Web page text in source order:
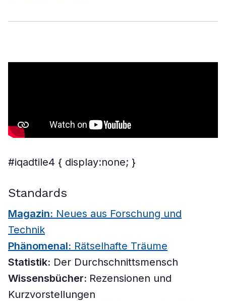
#iqadtile4 { display:none; }
Standards
Magazin: Neues aus Forschung und
Technik
Phänomenal: Rätselhafte Träume
Statistik: Der Durchschnittsmensch
Wissensbücher: Rezensionen und
Kurzvorstellungen